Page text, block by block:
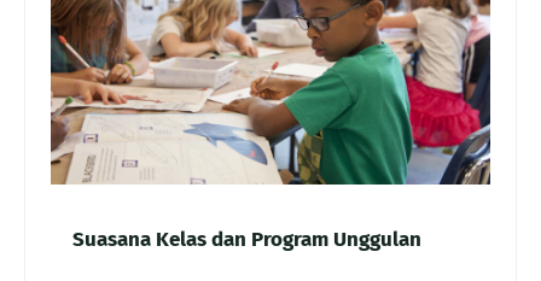
Suasana Kelas dan Program Unggulan